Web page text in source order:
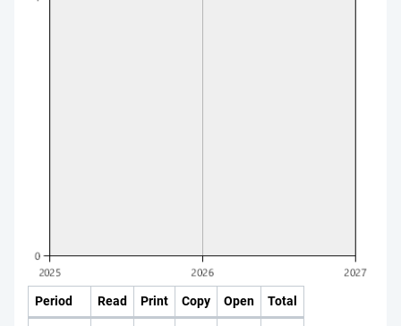
Period Read Print Copy Open Total